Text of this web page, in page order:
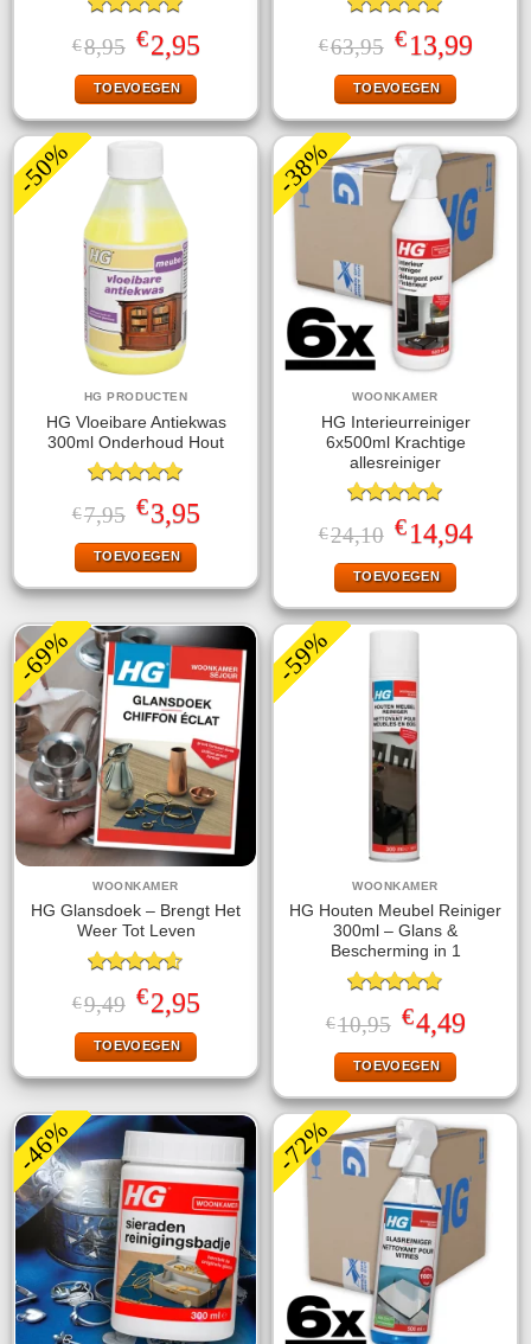
Gewaardeerd
5.00uit 5
€8,95 Oorspronkelijke
prijs
was:
€8,95.
€2,95Huidige
prijs
is:
TOEVOEGEN
Gewaardeerd
5.00uit 5
€63,95 Oorspronkelijke
prijs
was:
€63,95.
€13,99Huidige
prijs
TOEVOEGEN
-50%
HG PRODUCTEN
HG Vloeibare Antiekwas
300ml Onderhoud Hout
Gewaardeerd
5.00uit 5
€7,95 Oorspronkelijke
prijs
was:
€7,95.
€3,95Huidige
prijs
is:
TOEVOEGEN
-38%
WOONKAMER
HG Interieurreiniger
6x500ml Krachtige
allesreiniger
Gewaardeerd
5.00uit 5
€24,10 Oorspronkelijke
prijs
was:
€24,10.
€14,94Huidige
prijs
TOEVOEGEN
-69%
WOONKAMER
HG Glansdoek – Brengt Het
Weer Tot Leven
Gewaardeerd
4.60uit 5
€9,49 Oorspronkelijke
prijs
was:
€9,49.
€2,95Huidige
prijs
is:
TOEVOEGEN
-59%
WOONKAMER
HG Houten Meubel Reiniger
300ml – Glans &
Bescherming in 1
Gewaardeerd
4.75uit 5
€10,95 Oorspronkelijke
prijs
was:
€10,95.
€4,49Huidige
prijs
TOEVOEGEN
-46% -72%